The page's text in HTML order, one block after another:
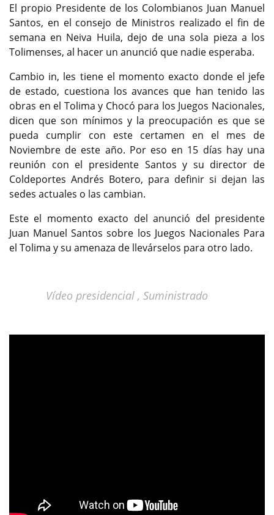
El propio Presidente de los Colombianos Juan Manuel
Santos, en el consejo de Ministros realizado el fin de
semana en Neiva Huila, dejo de una sola pieza a los
Tolimenses, al hacer un anunció que nadie esperaba.
Cambio in, les tiene el momento exacto donde el jefe
de estado, cuestiona los avances que han tenido las
obras en el Tolima y Chocó para los Juegos Nacionales,
dicen que son mínimos y la preocupación es que se
pueda cumplir con este certamen en el mes de
Noviembre de este año. Por eso en 15 días hay una
reunión con el presidente Santos y su director de
Coldeportes Andrés Botero, para definir si dejan las
sedes actuales o las cambian.
Este el momento exacto del anunció del presidente
Juan Manuel Santos sobre los Juegos Nacionales Para
el Tolima y su amenaza de llevárselos para otro lado.
Vídeo presidencial , Suministrado